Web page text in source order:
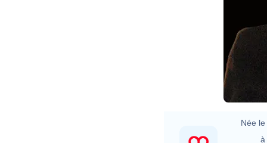
Née le
à